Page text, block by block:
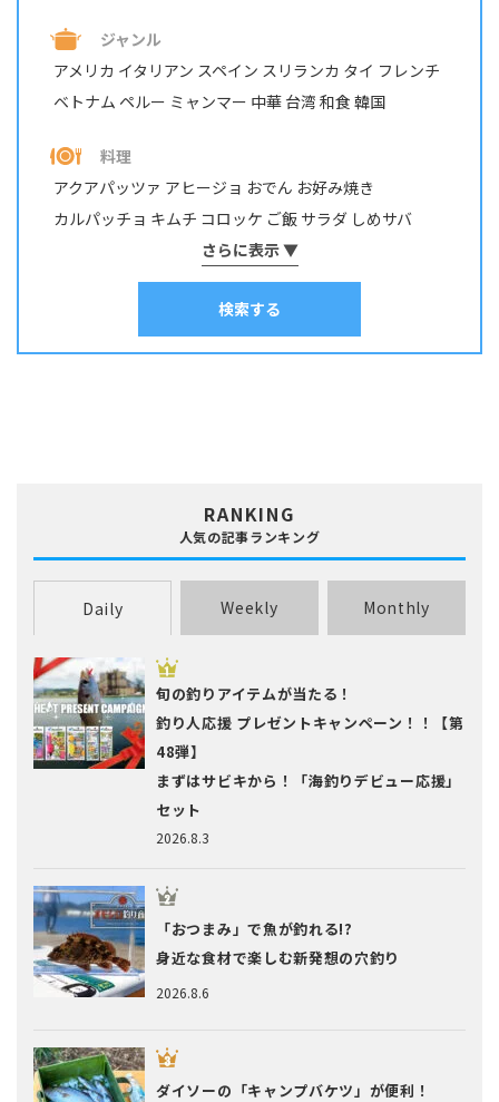
オイカワ・カワムツ・モロコ
カツオ カマス カレイカワハギカンパチ
キジハタ・アコウキスキュウセン･ベラ
グチ･イシモチ
コイ・ニゴイ コウイカ コブダイ サケ･アキアジ
サッパ・コノシロ サバ サヨリ サワラ・サゴシシイラ
スルメイカソイ
ニザダイ・サンノジニシンネズミゴチ・メゴチ
ジャンル
アメリカ イタリアン スペイン スリランカ タイ フレンチ
ベトナム ペルー ミャンマー 中華 台湾 和食 韓国
料理
アクアパッツァ アヒージョ おでん お好み焼き
カルパッチョ キムチ コロッケ ご飯 サラダ しめサバ
そうめん ソテータコ焼き
パスタホイル焼きマリネみりん干し
刺身南蛮漬け
揚げ物昆布締め春巻き汁物漬け料理
さらに表示 ▼
検索する
RANKING
人気の記事ランキング
Daily Weekly Monthly
2026.8.3
旬の釣りアイテムが当たる！
釣り人応援 プレゼントキャンペーン！！【第
48弾】
まずはサビキから！「海釣りデビュー応援」
セット
2026.8.6
「おつまみ」で魚が釣れる!?
身近な食材で楽しむ新発想の穴釣り
ダイソーの「キャンプバケツ」が便利！